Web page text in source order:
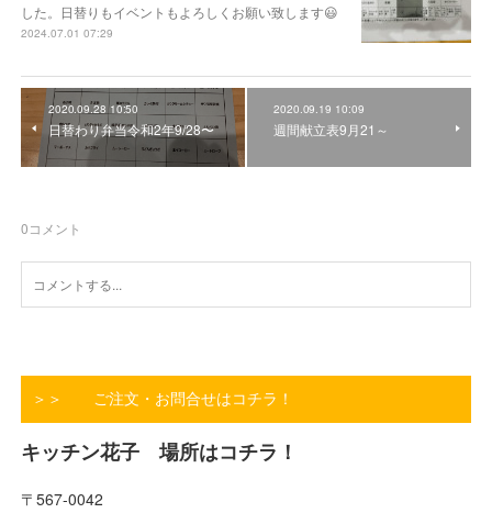
した。日替りもイベントもよろしくお願い致します😃
2024.07.01 07:29
2020.09.28 10:50
日替わり弁当令和2年9/28〜
2020.09.19 10:09
週間献立表9月21～
0コメント
＞＞ ご注文・お問合せはコチラ！
キッチン花子 場所はコチラ！
〒567-0042